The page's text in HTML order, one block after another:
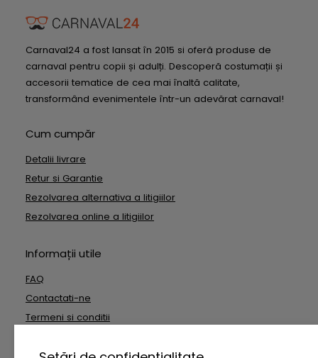
Carnaval24 a fost lansat în 2015 si oferă produse de
carnaval pentru copii și adulți. Descoperă costumații și
accesorii tematice de cea mai înaltă calitate,
transformând evenimentele într-un adevărat carnaval!
Cum cumpăr
Detalii livrare
Retur si Garantie
Rezolvarea alternativa a litigiilor
Rezolvarea online a litigiilor
Informații utile
FAQ
Contactati-ne
Termeni si conditii